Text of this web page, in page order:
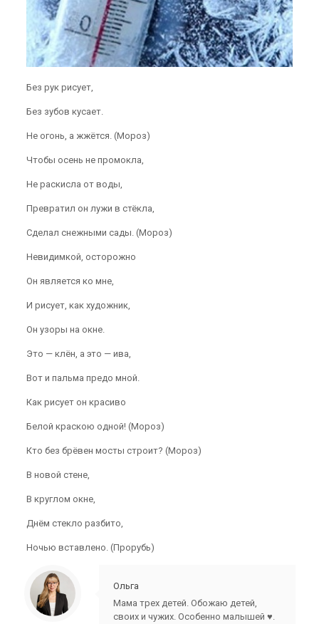
Без рук рисует,
Без зубов кусает.
Не огонь, а жжётся. (Мороз)
Чтобы осень не промокла,
Не раскисла от воды,
Превратил он лужи в стёкла,
Сделал снежными сады. (Мороз)
Невидимкой, осторожно
Он является ко мне,
И рисует, как художник,
Он узоры на окне.
Это — клён, а это — ива,
Вот и пальма предо мной.
Как рисует он красиво
Белой краскою одной! (Мороз)
Кто без брёвен мосты строит? (Мороз)
В новой стене,
В круглом окне,
Днём стекло разбито,
Ночью вставлено. (Прорубь)
Ольга
Мама трех детей. Обожаю детей,
своих и чужих. Особенно малышей ♥.